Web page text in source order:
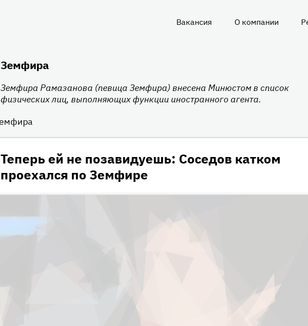
Вакансия О компании
Земфира
Земфира Рамазанова (певица Земфира) внесена Минюстом в список
физических лиц, выполняющих функции иностранного агента.
Теперь ей не позавидуешь: Соседов катком
проехался по Земфире